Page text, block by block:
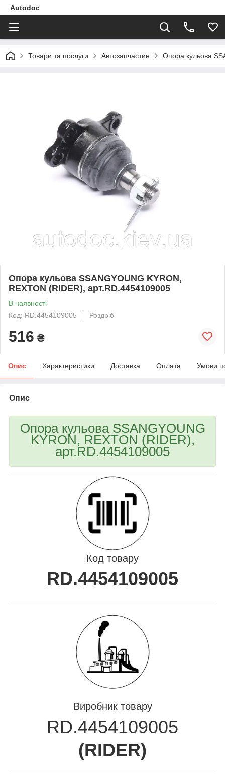
Autodoc
Товари та послуги Автозапчастин Опора кульова
Опора кульова SSANGYOUNG KYRON,
REXTON (RIDER), арт.RD.4454109005
В наявності
Код: RD.4454109005
Роздріб
516 ₴
Опис Характеристики Доставка Оплата Умови
Опис
Опора кульова SSANGYOUNG
KYRON, REXTON (RIDER),
арт.RD.4454109005
Код товару
RD.4454109005
Виробник товару
RD.4454109005
(RIDER)